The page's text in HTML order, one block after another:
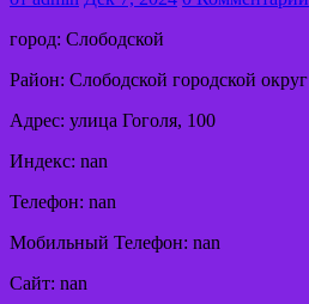
город: Слободской
Район: Слободской городской округ
Адрес: улица Гоголя, 100
Индекс: nan
Телефон: nan
Мобильный Телефон: nan
Сайт: nan